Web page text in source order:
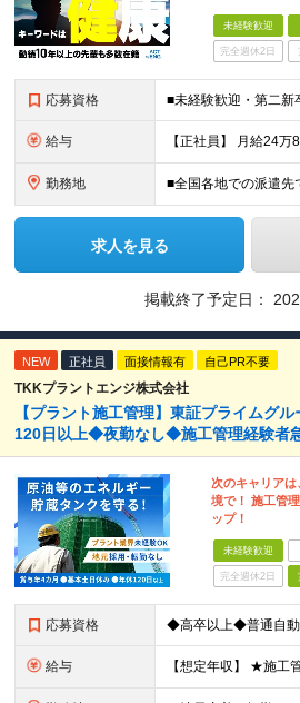
未経験歓迎
完全週休2日
応募資格
給与
勤務地
求人を見る
掲載終了予定日：
NEW 正社員 面接情報有 自己PR不要
TKKプラントエンジ株式会社
【プラント施工管理】東証プライムグ
120日以上◆夜勤なし◆施工管理経験者
次のキャリア
境で！ 施工管
ップ！
未経験歓迎
完全週休2日
応募資格
給与